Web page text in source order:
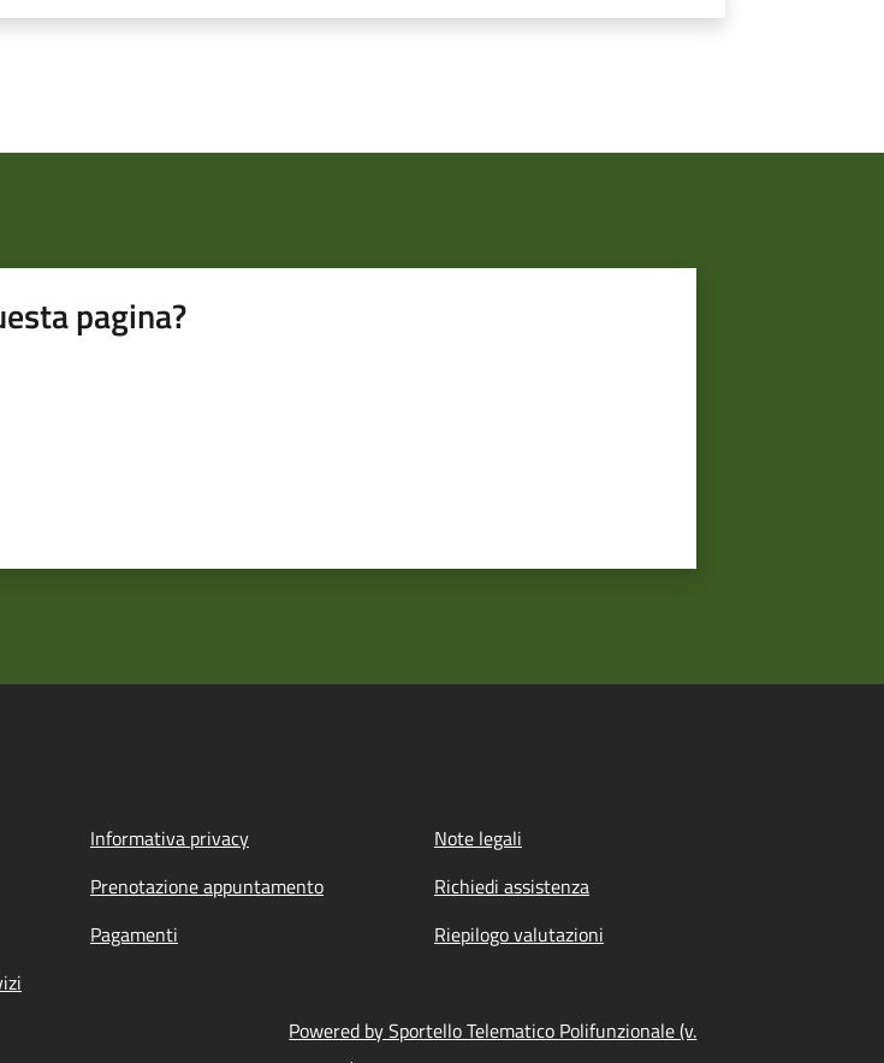
pagina?
Informativa privacy
Note legali
Prenotazione appuntamento
Richiedi assistenza
Pagamenti
Riepilogo valutazioni
Powered by Sportello Telematico Polifunzionale (v.